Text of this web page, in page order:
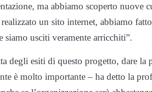
ma abbiamo scoperto nuove
un sito internet, abbiamo
usciti veramente arricchiti”.
degli esiti di questo progetto, dare la
è molto importante – ha detto la